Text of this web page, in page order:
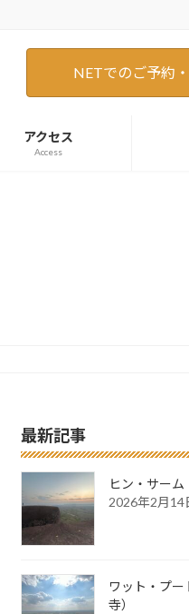
NETでのご予約
アクセス
Access
最新記事
ヒン・サーム
2026年2月14
ワット・プ
寺）